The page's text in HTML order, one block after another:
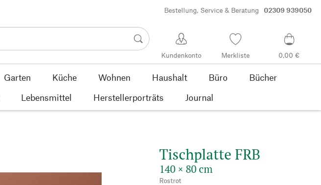
Bestellung, Service & Beratung 02309 939050
Kundenkonto Merkliste 0,00 €
Garten Küche Wohnen Haushalt Büro
Bücher
Lebensmittel Herstellerporträts Journal
Tischplatte FRB
140 × 80 cm
Rostrot